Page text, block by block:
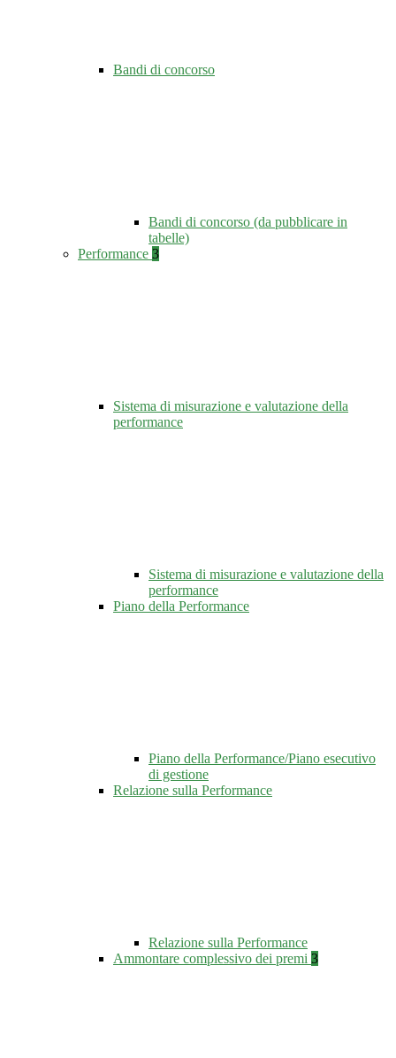
Bandi di concorso
Bandi di concorso (da pubblicare in
tabelle)
Performance 3
Sistema di misurazione e valutazione della
performance
Sistema di misurazione e valutazione della
performance
Piano della Performance
Piano della Performance/Piano esecutivo
di gestione
Relazione sulla Performance
Relazione sulla Performance
Ammontare complessivo dei premi 3